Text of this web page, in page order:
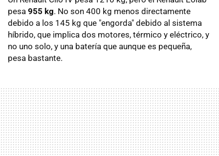
pesa 955 kg. No son 400 kg menos directamente
debido a los 145 kg que "engorda" debido al sistema
híbrido, que implica dos motores, térmico y eléctrico, y
no uno solo, y una batería que aunque es pequeña,
pesa bastante.